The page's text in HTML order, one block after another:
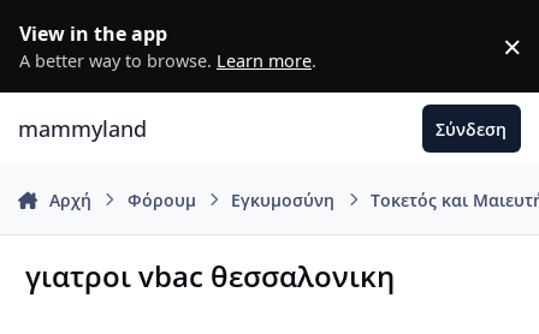
View in the app
A better way to browse. Learn more. ×
mammyland Σύνδεση
Αρχή Φόρουμ Εγκυμοσύνη Τοκετός και
γιατροι vbac θεσσαλονικη